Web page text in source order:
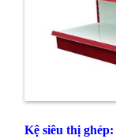
Kệ siêu thị ghép: